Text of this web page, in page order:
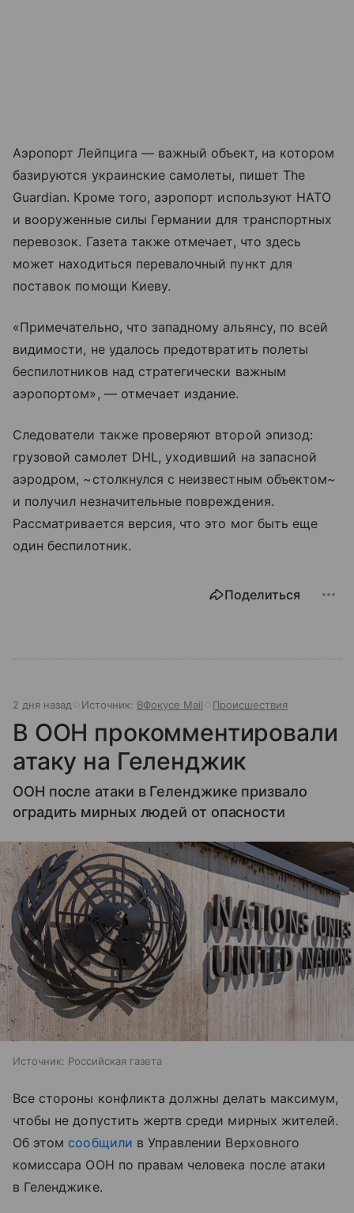
Аэропорт Лейпцига — важный объект, на котором
базируются украинские самолеты, пишет The
Guardian. Кроме того, аэропорт используют НАТО
и вооруженные силы Германии для транспортных
перевозок. Газета также отмечает, что здесь
может находиться перевалочный пункт для
поставок помощи Киеву.
«Примечательно, что западному альянсу, по всей
видимости, не удалось предотвратить полеты
беспилотников над стратегически важным
аэропортом», — отмечает издание.
Следователи также проверяют второй эпизод:
грузовой самолет DHL, уходивший на запасной
аэродром, ~столкнулся с неизвестным объектом~
и получил незначительные повреждения.
Рассматривается версия, что это мог быть еще
один беспилотник.
Поделиться
2 дня назад Источник: ВФокусе Mail Происшествия
В ООН прокомментировали
атаку на Геленджик
ООН после атаки в Геленджике призвало
оградить мирных людей от опасности
Источник: Российская газета
Все стороны конфликта должны делать максимум,
чтобы не допустить жертв среди мирных жителей.
Об этом сообщили в Управлении Верховного
комиссара ООН по правам человека после атаки
в Геленджике.